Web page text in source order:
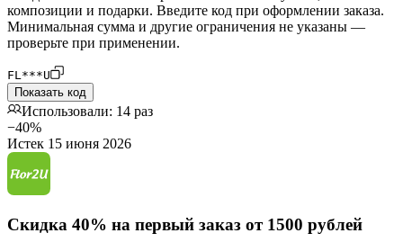
композиции и подарки. Введите код при оформлении заказа.
Минимальная сумма и другие ограничения не указаны —
проверьте при применении.
FL***U
Показать код
Использовали: 14 раз
−40%
Истек 15 июня 2026
Скидка 40% на первый заказ от 1500 рублей